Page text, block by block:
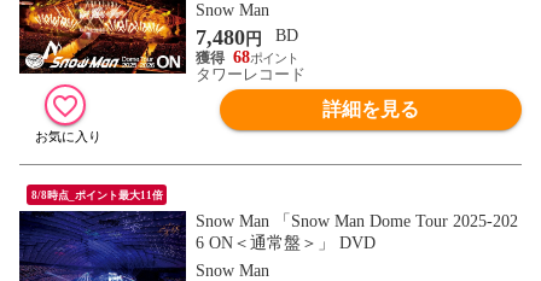
ト］＜初回盤＞」 Blu-ray Disc
Snow Man
7,480円
BD
68
タワーレコード
詳細を見る
8/8時点_ポイント最大11倍
Snow Man 「Snow Man Dome Tour 2025-202
6 ON＜通常盤＞」 DVD
Snow Man